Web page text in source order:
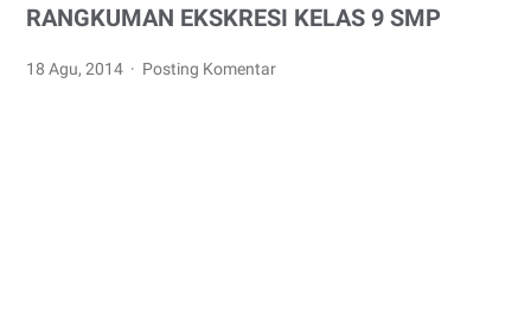
RANGKUMAN EKSKRESI KELAS 9 SMP
18 Agu, 2014 Posting Komentar